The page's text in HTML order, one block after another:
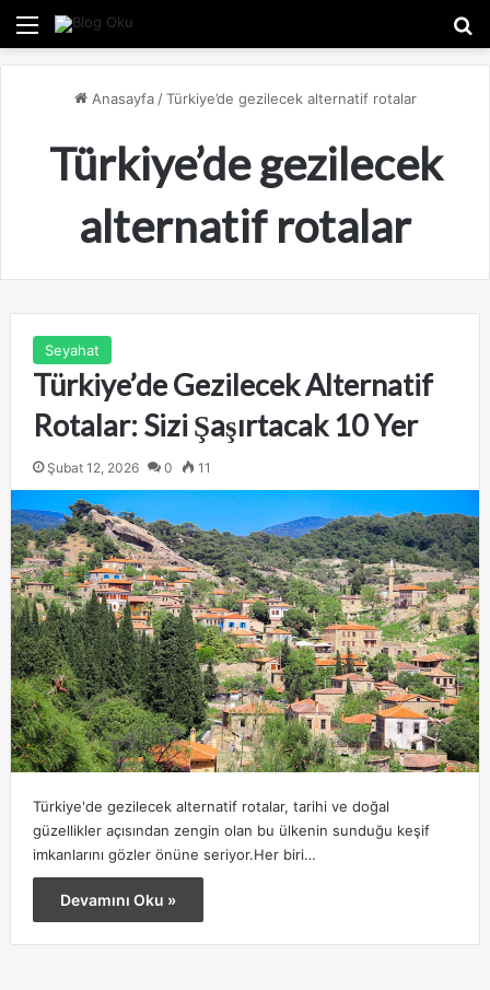
Menü
Anasayfa / Türkiye’de gezilecek alternatif rotalar
Türkiye’de gezilecek
alternatif rotalar
Seyahat
Türkiye’de Gezilecek Alternatif
Rotalar: Sizi Şaşırtacak 10 Yer
Şubat 12, 2026 0 11
Türkiye'de gezilecek alternatif rotalar, tarihi ve doğal
güzellikler açısından zengin olan bu ülkenin sunduğu keşif
imkanlarını gözler önüne seriyor.Her biri…
Devamını Oku »